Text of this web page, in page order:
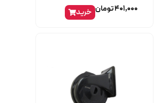
401,000تومان خرید